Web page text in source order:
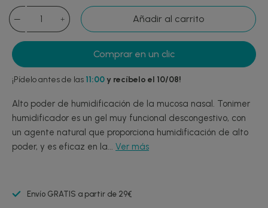
Añadir al carrito
Comprar en un clic
¡Pídelo antes de las 11:00y recíbelo el 10/08!
Alto poder de humidificación de la mucosa nasal. Tonimer
humidificador es un gel muy funcional descongestivo, con
un agente natural que proporciona humidificación de alto
poder, y es eficaz en la... Ver más
Envío GRATIS a partir de 29€